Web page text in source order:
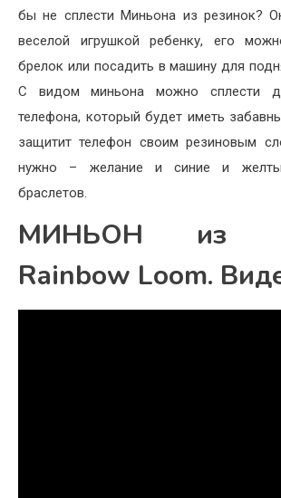
бы не сплести Миньона из резинок?
веселой игрушкой ребенку, его
брелок или посадить в машину для
С видом миньона можно сплести
телефона, который будет иметь
защитит телефон своим резиновым
нужно – желание и синие и
браслетов.
МИНЬОН из
Rainbow Loom.